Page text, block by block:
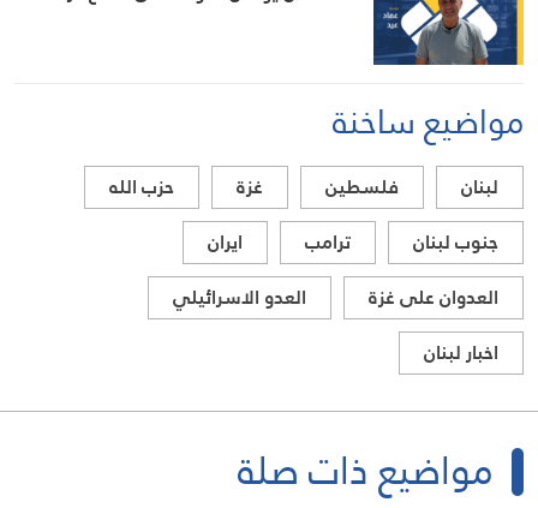
مواضيع ساخنة
لبنان فلسطين غزة
حزب الله
جنوب لبنان
ترامب
ايران
العدوان على غزة
العدو الاسرائيلي
اخبار لبنان
مواضيع ذات صلة